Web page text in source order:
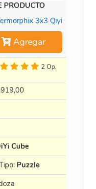
PRODUCTO
3x3 Qiyi
Agregar
2 Op.
Cube
Puzzle